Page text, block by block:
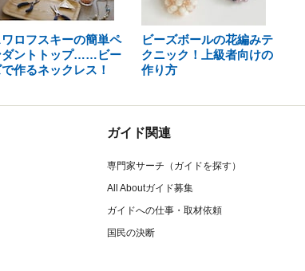
ワロフスキーの簡単ペ
ダントトップ……ビー
で作るネックレス！
ビーズボールの花編みテ
クニック！上級者向けの
作り方
ガイド関連
専門家サーチ（ガイドを探す）
All Aboutガイド募集
ガイドへの仕事・取材依頼
国民の決断